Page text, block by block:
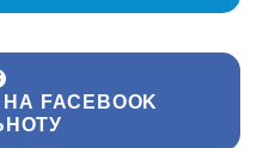
FACEBOOK